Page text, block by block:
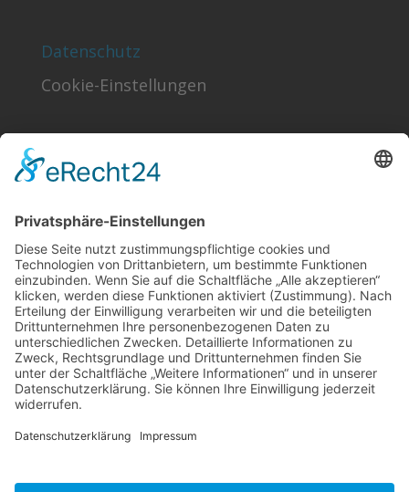
Datenschutz
Cookie-Einstellungen
Sonstiges
Kontakt
Förder- & Freundeskreis
Schlagworte
Impressum
Datenschutz